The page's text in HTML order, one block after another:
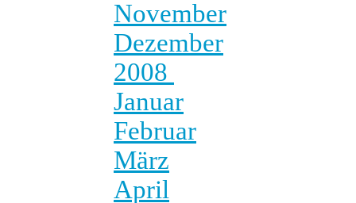
November
Dezember
2008
Januar
Februar
März
April